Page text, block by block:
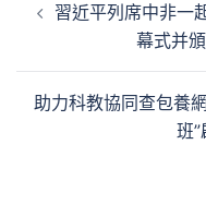
章
習近平列席中非一
幕式并
助力科教協同查包養
班”